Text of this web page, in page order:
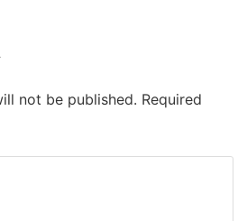
not be published. Required